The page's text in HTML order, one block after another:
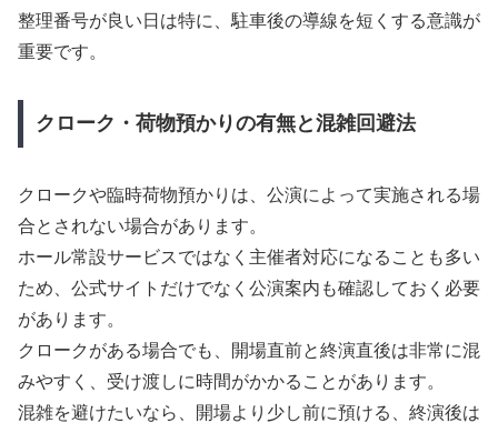
整理番号が良い日は特に、駐車後の導線を短くする意識が
重要です。
クローク・荷物預かりの有無と混雑回避法
クロークや臨時荷物預かりは、公演によって実施される場
合とされない場合があります。
ホール常設サービスではなく主催者対応になることも多い
ため、公式サイトだけでなく公演案内も確認しておく必要
があります。
クロークがある場合でも、開場直前と終演直後は非常に混
みやすく、受け渡しに時間がかかることがあります。
混雑を避けたいなら、開場より少し前に預ける、終演後は